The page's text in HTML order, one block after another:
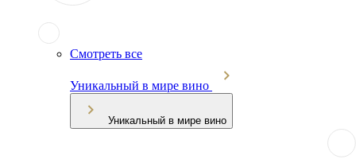
Смотреть все
Уникальный в мире вино
Уникальный в мире вино